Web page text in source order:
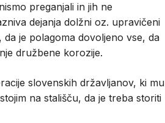
preganjali in jih ne
dejanja dolžni oz. upravičeni
je polagoma dovoljeno vse, da
družbene korozije.
slovenskih državljanov, ki mu
na stališču, da je treba storiti